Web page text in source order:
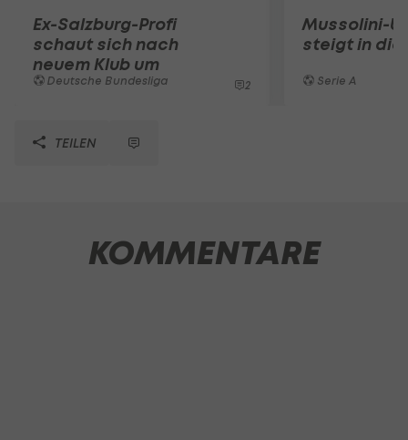
Ex-Salzburg-Profi
schaut sich nach
neuem Klub um
Deutsche Bundesliga 2
Mussolini-
steigt in die
Serie A
TEILEN
KOMMENTARE